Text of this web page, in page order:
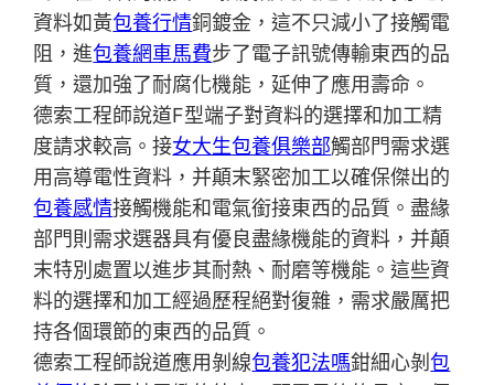
資料如黃包養行情銅鍍金，這不只減小了接觸電
阻，進包養網車馬費步了電子訊號傳輸東西的品
質，還加強了耐腐化機能，延伸了應用壽命。
德索工程師說道F型端子對資料的選擇和加工精
度請求較高。接女大生包養俱樂部觸部門需求選
用高導電性資料，并顛末緊密加工以確保傑出的
包養感情接觸機能和電氣銜接東西的品質。盡緣
部門則需求選器具有優良盡緣機能的資料，并顛
末特別處置以進步其耐熱、耐磨等機能。這些資
料的選擇和加工經過歷程絕對復雜，需求嚴厲把
持各個環節的東西的品質。
德索工程師說道應用剝線包養犯法嗎鉗細心剝包